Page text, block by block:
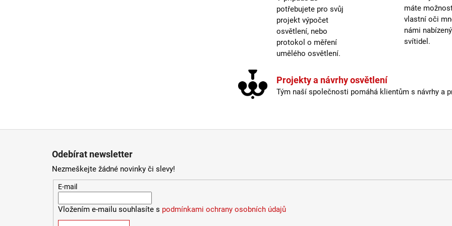
Délka
Závit:
potřebujete pro svůj
projekt výpočet
osvětlení, nebo
protokol o měření
umělého osvětlení.
máte
vlastní oči
námi
svítidel.
Projekty a návrhy osvětlení
Tým naší společnosti pomáhá klientům s návrhy a
Odebírat newsletter
Nezmeškejte žádné novinky či slevy!
E-mail
Vložením e-mailu souhlasíte s podmínkami ochrany osobních údajů